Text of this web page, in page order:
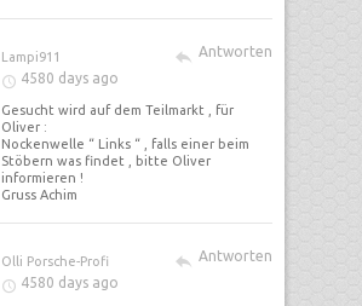
Lampi911
Antworten
4580 days ago
Gesucht wird auf dem Teilmarkt , für
Oliver :
Nockenwelle “ Links “ , falls einer beim
Stöbern was findet , bitte Oliver
informieren !
Gruss Achim
Olli Porsche-Profi
Antworten
4580 days ago